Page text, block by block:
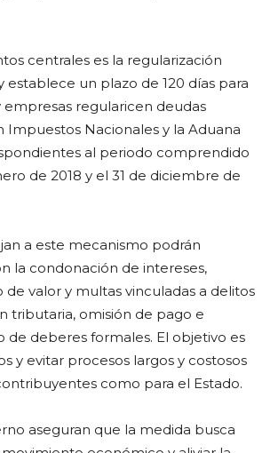
centrales es la regularización
establece un plazo de 120 días para
empresas regularicen deudas
Impuestos Nacionales y la Aduana
al periodo comprendido
de 2018 y el 31 de diciembre de
a este mecanismo podrán
la condonación de intereses,
valor y multas vinculadas a delitos
tributaria, omisión de pago e
deberes formales. El objetivo es
y evitar procesos largos y costosos
como para el Estado.
aseguran que la medida busca